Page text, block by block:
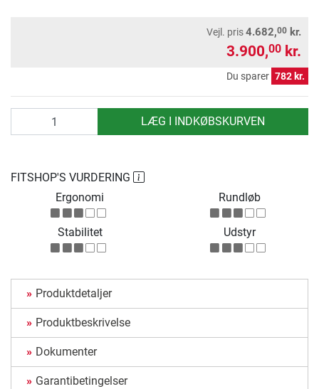
Vejl. pris4.682,00 kr.
3.900,00 kr.
Du sparer 782 kr.
LÆG I INDKØBSKURVEN
FITSHOP'S VURDERING
Ergonomi
Rundløb
Stabilitet Udstyr
Produktdetaljer
Produktbeskrivelse
Dokumenter
Garantibetingelser